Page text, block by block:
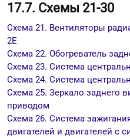
17.7. Схемы 21-30
Cхема 21. Вентиляторы
2E
Cхема 22. Обогреватель
Cхема 23. Система
Cхема 24. Система
Cхема 25. Зеркало заднего
приводом
Cхема 26. Система
двигателей и двигателей с